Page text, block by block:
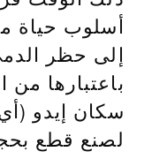
أسلوب حياة
إلى حظر
باعتبارها من
سكان إيدو
لصنع قطع